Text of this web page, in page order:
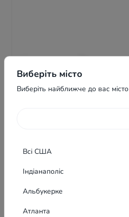
Виберіть місто
Виберіть найближче до вас місто
Всі США
Індіанаполіс
Альбукерке
Атланта